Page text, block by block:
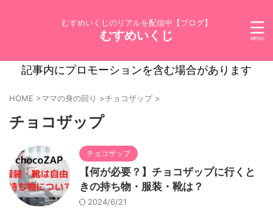
むすめいくじのリアルを配信中【ブログ】
むすめいくじ
記事内にプロモーションを含む場合があります
HOME >ママの身の回り >チョコザップ >
チョコザップ
チョコザップ
【何が必要？】チョコザップに行くと
きの持ち物・服装・靴は？
2024/6/21